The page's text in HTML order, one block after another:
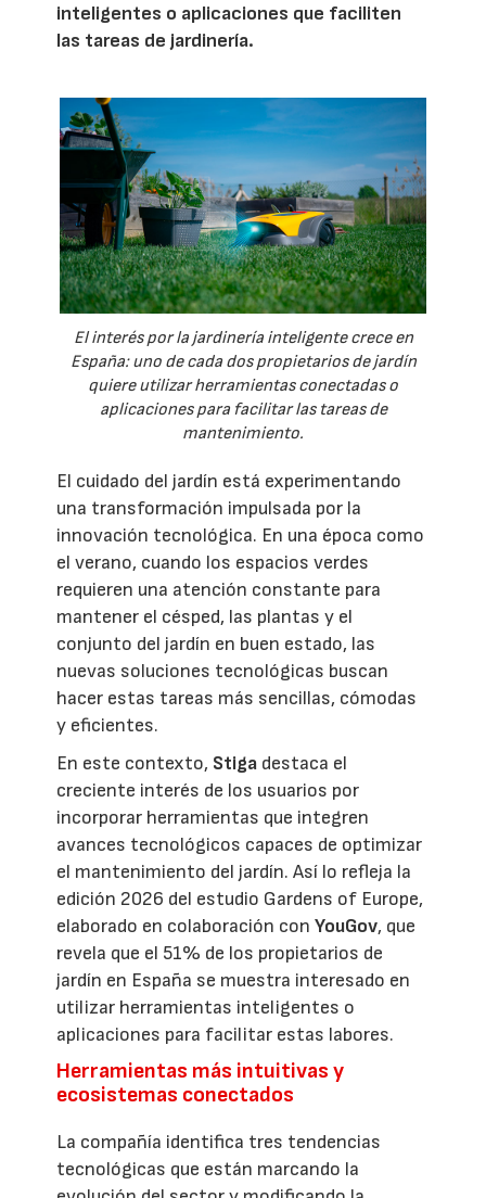
inteligentes o aplicaciones que faciliten
las tareas de jardinería.
El interés por la jardinería inteligente crece en
España: uno de cada dos propietarios de jardín
quiere utilizar herramientas conectadas o
aplicaciones para facilitar las tareas de
mantenimiento.
El cuidado del jardín está experimentando
una transformación impulsada por la
innovación tecnológica. En una época como
el verano, cuando los espacios verdes
requieren una atención constante para
mantener el césped, las plantas y el
conjunto del jardín en buen estado, las
nuevas soluciones tecnológicas buscan
hacer estas tareas más sencillas, cómodas
y eficientes.
En este contexto, Stiga destaca el
creciente interés de los usuarios por
incorporar herramientas que integren
avances tecnológicos capaces de optimizar
el mantenimiento del jardín. Así lo refleja la
edición 2026 del estudio Gardens of Europe,
elaborado en colaboración conYouGov, que
revela que el 51% de los propietarios de
jardín en España se muestra interesado en
utilizar herramientas inteligentes o
aplicaciones para facilitar estas labores.
Herramientas más intuitivas y
ecosistemas conectados
La compañía identifica tres tendencias
tecnológicas que están marcando la